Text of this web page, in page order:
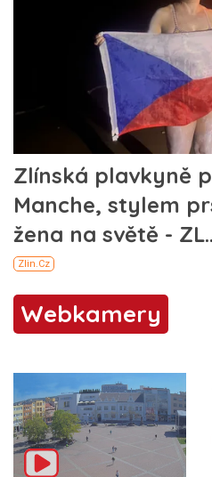
Webkamery